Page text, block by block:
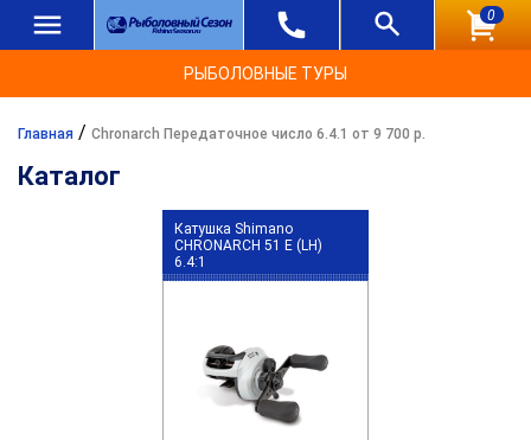
0
РЫБОЛОВНЫЕ ТУРЫ
Главная / Chronarch Передаточное число 6.4.1 от 9 700 р.
Каталог
Катушка Shimano
CHRONARCH 51 E (LH)
6.4:1